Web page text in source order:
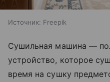
Источник: Freepik
Сушильная машина —
устройство, которое
время на сушку